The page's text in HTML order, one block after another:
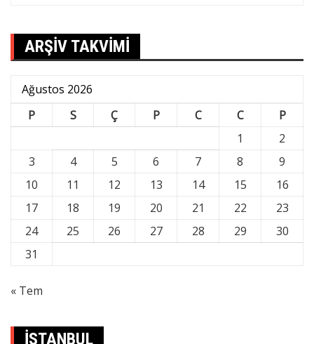
ARŞİV TAKVİMİ
Ağustos 2026
P
S Ç P C C
P
1
2
3
4 5 6 7 8
9
10
11 12 13 14 15
16
17
18 19 20 21 22
23
24
25 26 27 28 29
30
31
« Tem
İSTANBUL